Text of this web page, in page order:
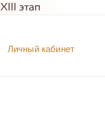
Личный кабинет